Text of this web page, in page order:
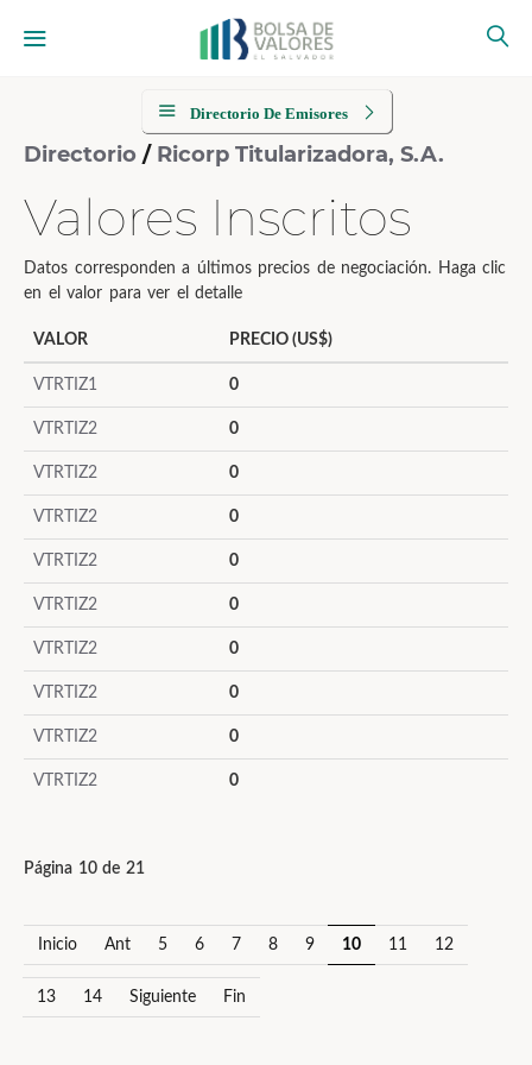
Directorio De Emisores
Directorio / Ricorp Titularizadora, S.A.
Valores Inscritos
Datos corresponden a últimos precios de negociación. Haga clic
en el valor para ver el detalle
VALOR PRECIO (US$)
VTRTIZ1 0
VTRTIZ2 0
VTRTIZ2 0
VTRTIZ2 0
VTRTIZ2 0
VTRTIZ2 0
VTRTIZ2 0
VTRTIZ2 0
VTRTIZ2 0
VTRTIZ2 0
Página 10 de 21
Inicio Ant 5 6 7 8 9 10 11 12
13 14 Siguiente Fin